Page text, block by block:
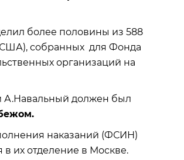
более половины из 588
собранных для Фонда
организаций на
А.Навальный должен был
наказаний (ФСИН)
их отделение в Москве.